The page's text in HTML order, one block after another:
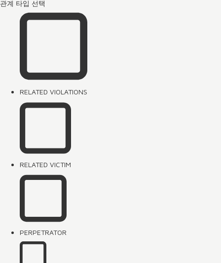
관계 타입 선택
RELATED VIOLATIONS
RELATED VICTIM
PERPETRATOR